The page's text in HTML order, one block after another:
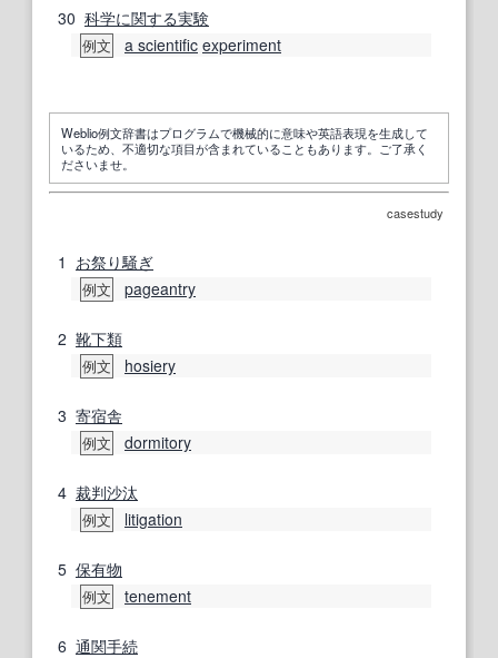
30 科学に関する実験
例文 a scientific experiment
Weblio例文辞書はプログラムで機械的に意味や英語表現を生成して
いるため、不適切な項目が含まれていることもあります。ご了承く
ださいませ。
casestudy
1 お祭り騒ぎ
例文 pageantry
2 靴下類
例文 hosiery
3 寄宿舎
例文 dormitory
4 裁判沙汰
例文 litigation
5 保有物
例文 tenement
6 通関手続